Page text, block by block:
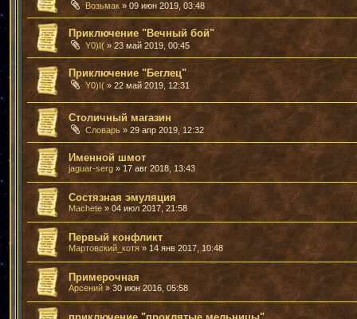
Возьмак » 09 июн 2019, 03:48
Приключение "Вечный бой"
Y0)I( » 23 май 2019, 00:45
Приключение "Беглец"
Y0)I( » 22 май 2019, 12:31
Столичный магазин
Словарь» 29 апр 2019, 12:32
Именной шмот
jaguar-serg» 17 авг 2018, 13:43
Состязная эмуляция
Machete » 04 июл 2017, 21:58
Первый конфликт
Мартовский_котя » 14 янв 2017, 10:48
Примерочная
Арсений » 30 июн 2016, 05:58